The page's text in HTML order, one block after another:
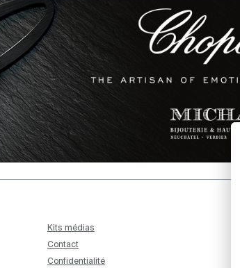
Kits médias
Contact
Confidentialité